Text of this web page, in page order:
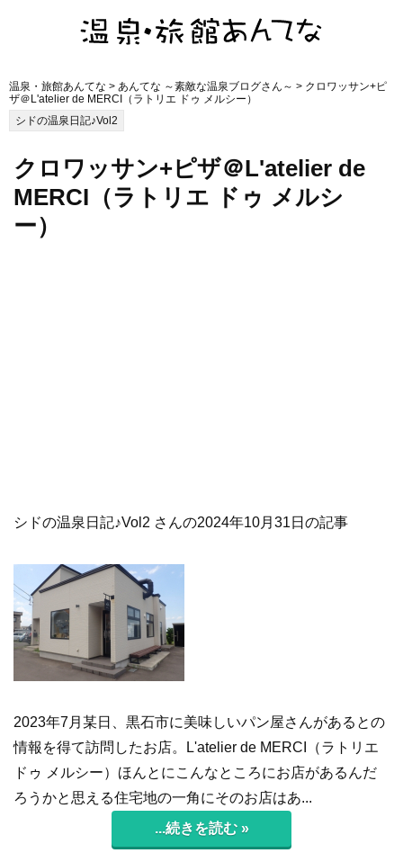
温泉・旅館あんてな > あんてな ～素敵な温泉ブログさん～ > クロワッサン+ピ
ザ＠L'atelier de MERCI（ラトリエ ドゥ メルシー）
シドの温泉日記♪Vol2
クロワッサン+ピザ＠L'atelier de
MERCI（ラトリエ ドゥ メルシ
ー）
シドの温泉日記♪Vol2 さんの2024年10月31日の記事
2023年7月某日、黒石市に美味しいパン屋さんがあるとの
情報を得て訪問したお店。L'atelier de MERCI（ラトリエ
ドゥ メルシー）ほんとにこんなところにお店があるんだ
ろうかと思える住宅地の一角にそのお店はあ...
...続きを読む »